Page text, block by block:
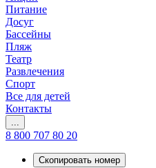
Питание
Досуг
Бассейны
Пляж
Театр
Развлечения
Спорт
Все для детей
Контакты
...
8 800 707 80 20
Скопировать номер